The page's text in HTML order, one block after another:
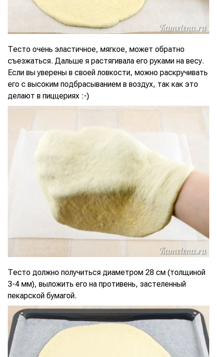
Тесто очень эластичное, мягкое, может обратно
съезжаться. Дальше я растягивала его руками на весу.
Если вы уверены в своей ловкости, можно раскручивать
его с высоким подбрасыванием в воздух, так как это
делают в пиццериях :-)
Тесто должно получиться диаметром 28 см (толщиной
3-4 мм), выложить его на противень, застеленный
пекарской бумагой.